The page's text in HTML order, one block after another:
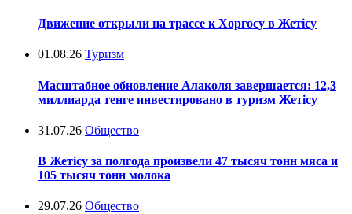
Движение открыли на трассе к Хоргосу в Жетісу
01.08.26 Туризм
Масштабное обновление Алаколя завершается: 12,3
миллиарда тенге инвестировано в туризм Жетісу
31.07.26 Общество
В Жетісу за полгода произвели 47 тысяч тонн мяса и
105 тысяч тонн молока
29.07.26 Общество